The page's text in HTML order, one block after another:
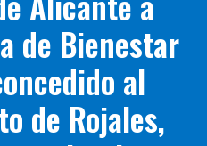
de Bienestar
al
de Rojales,